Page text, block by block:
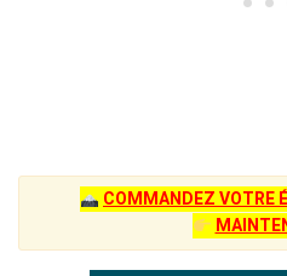
COMMANDEZ VOTRE